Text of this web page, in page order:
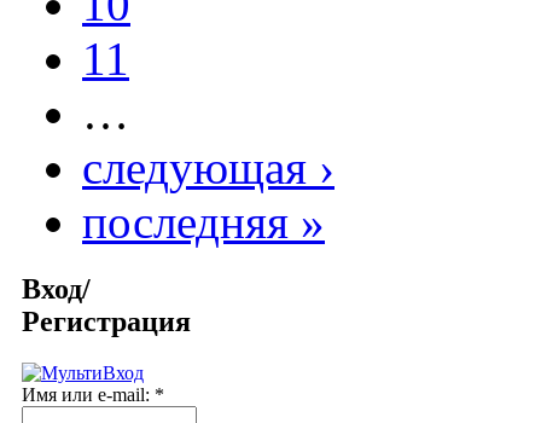
11
…
следующая ›
последняя »
Вход/
Регистрация
Имя или e-mail: *